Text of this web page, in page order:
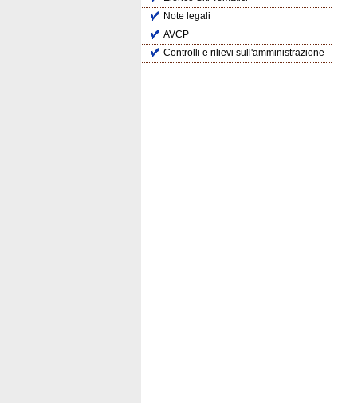
Note legali
AVCP
Controlli e rilievi sull'amministrazione